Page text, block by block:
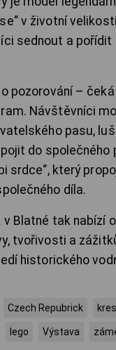
v životní
sednout a pořídit
pozorování –
Návštěvníci
pasu,
do společného
srdce“, který
díla.
v Blatné tak nabízí
tvořivosti a
historického
Czech Repubrick
lego Výstava